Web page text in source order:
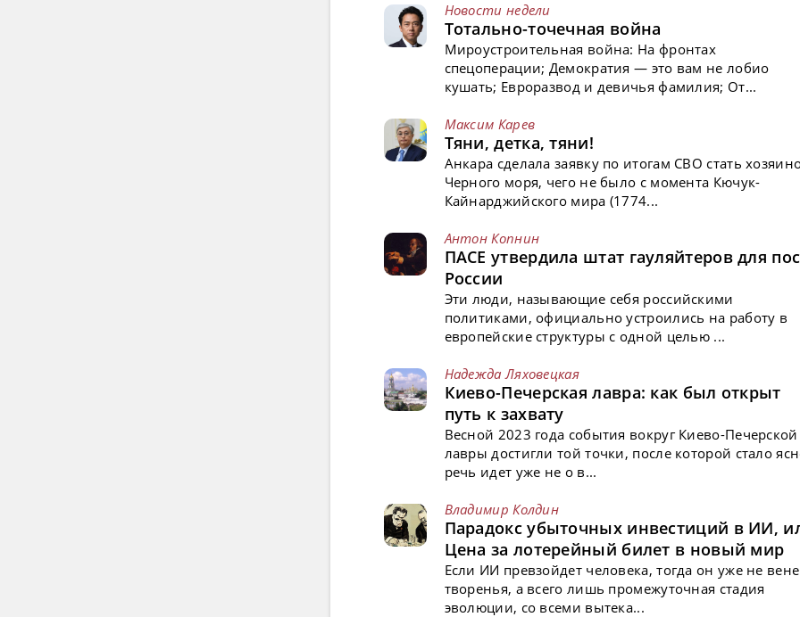
Новости недели
Тотально-точечная война
Мироустроительная война: На фронтах
спецоперации; Демократия — это вам не лобио
кушать; Евроразвод и девичья фамилия; От...
Максим Карев
Тяни, детка, тяни!
Анкара сделала заявку по итогам СВО стать
Черного моря, чего не было с момента Кючук-
Кайнарджийского мира (1774...
Антон Копнин
ПАСЕ утвердила штат гауляйтеров для
России
Эти люди, называющие себя российскими
политиками, официально устроились на работу в
европейские структуры с одной целью ...
Надежда Ляховецкая
Киево-Печерская лавра: как был открыт
путь к захвату
Весной 2023 года события вокруг Киево-Печерской
лавры достигли той точки, после которой стало
речь идет уже не о в...
Владимир Колдин
Парадокс убыточных инвестиций в ИИ,
Цена за лотерейный билет в новый мир
Если ИИ превзойдет человека, тогда он уже не
творенья, а всего лишь промежуточная стадия
эволюции, со всеми вытека...